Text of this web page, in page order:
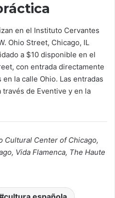
en el Instituto Cervantes
Ohio Street, Chicago, IL
a $10 disponible en el
con entrada directamente
la calle Ohio. Las entradas
de Eventive y en la
Cultural Center of Chicago,
Vida Flamenca, The Haute